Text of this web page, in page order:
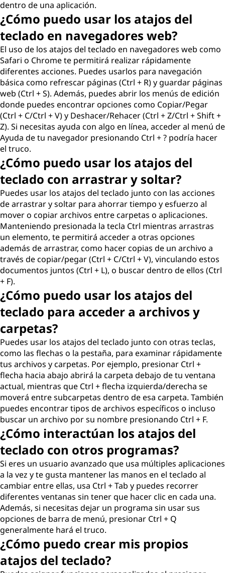
a
d
o
?
dentro de una aplicación.
¿Cómo puedo usar los atajos del
teclado en navegadores web?
El uso de los atajos del teclado en navegadores web como
Safari o Chrome te permitirá realizar rápidamente
diferentes acciones. Puedes usarlos para navegación
básica como refrescar páginas (Ctrl + R) y guardar páginas
web (Ctrl + S). Además, puedes abrir los menús de edición
donde puedes encontrar opciones como Copiar/Pegar
(Ctrl + C/Ctrl + V) y Deshacer/Rehacer (Ctrl + Z/Ctrl + Shift +
Z). Si necesitas ayuda con algo en línea, acceder al menú de
Ayuda de tu navegador presionando Ctrl + ? podría hacer
el truco.
¿Cómo puedo usar los atajos del
teclado con arrastrar y soltar?
Puedes usar los atajos del teclado junto con las acciones
de arrastrar y soltar para ahorrar tiempo y esfuerzo al
mover o copiar archivos entre carpetas o aplicaciones.
Manteniendo presionada la tecla Ctrl mientras arrastras
un elemento, te permitirá acceder a otras opciones
además de arrastrar, como hacer copias de un archivo a
través de copiar/pegar (Ctrl + C/Ctrl + V), vinculando estos
documentos juntos (Ctrl + L), o buscar dentro de ellos (Ctrl
+ F).
¿Cómo puedo usar los atajos del
teclado para acceder a archivos y
carpetas?
Puedes usar los atajos del teclado junto con otras teclas,
como las flechas o la pestaña, para examinar rápidamente
tus archivos y carpetas. Por ejemplo, presionar Ctrl +
flecha hacia abajo abrirá la carpeta debajo de tu ventana
actual, mientras que Ctrl + flecha izquierda/derecha se
moverá entre subcarpetas dentro de esa carpeta. También
puedes encontrar tipos de archivos específicos o incluso
buscar un archivo por su nombre presionando Ctrl + F.
¿Cómo interactúan los atajos del
teclado con otros programas?
Si eres un usuario avanzado que usa múltiples aplicaciones
a la vez y te gusta mantener las manos en el teclado al
cambiar entre ellas, usa Ctrl + Tab y puedes recorrer
diferentes ventanas sin tener que hacer clic en cada una.
Además, si necesitas dejar un programa sin usar sus
opciones de barra de menú, presionar Ctrl + Q
generalmente hará el truco.
¿Cómo puedo crear mis propios
atajos del teclado?